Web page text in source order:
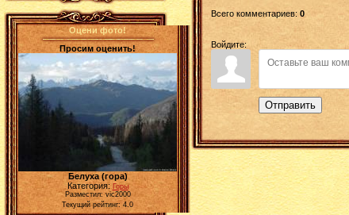
Оцени фото!
Просим оценить!
Белуха (гора)
Категория: Горы
Разместил: vic2000
Текущий рейтинг: 4.0
Всего комментариев: 0
Войдите:
Отправить